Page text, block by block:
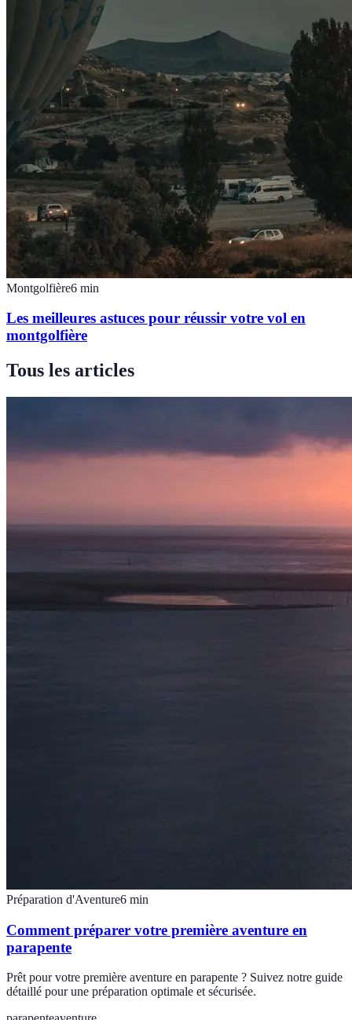
Montgolfière6 min
Les meilleures astuces pour réussir votre vol en
montgolfière
Tous les articles
Préparation d'Aventure6 min
Comment préparer votre première aventure en
parapente
Prêt pour votre première aventure en parapente ? Suivez notre guide
détaillé pour une préparation optimale et sécurisée.